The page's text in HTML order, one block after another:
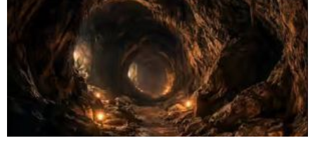
11:17 / 08-08-2026
არშემდგარი ქორწინება 15 წლით უფროს
ქართველთან - ალინა კაბაევას
საიდუმლო ცხოვრება: როგორ
გამოიყურებოდა ის პლასტიკურ
ოპერაციებამდე